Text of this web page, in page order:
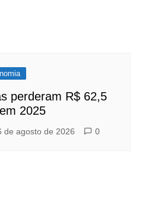
perderam R$ 62,5
2025
de agosto de 2026 0